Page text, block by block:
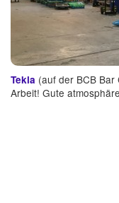
Tekla (auf der BCB Bar
Arbeit! Gute